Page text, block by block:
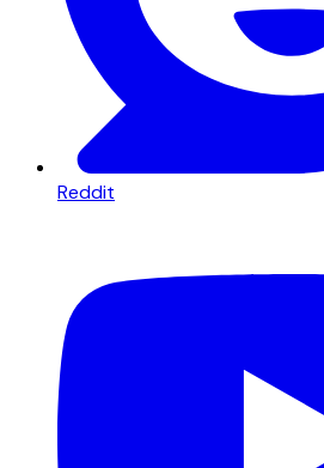
Reddit